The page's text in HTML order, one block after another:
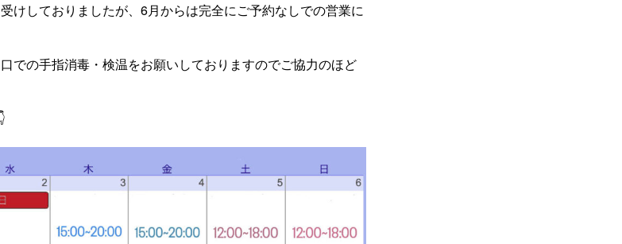
けしておりましたが、6月からは完全にご予約なしでの営業に
での手指消毒・検温をお願いしておりますのでご協力のほど